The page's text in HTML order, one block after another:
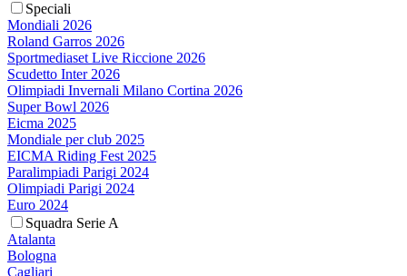
Speciali
Mondiali 2026
Roland Garros 2026
Sportmediaset Live Riccione 2026
Scudetto Inter 2026
Olimpiadi Invernali Milano Cortina 2026
Super Bowl 2026
Eicma 2025
Mondiale per club 2025
EICMA Riding Fest 2025
Paralimpiadi Parigi 2024
Olimpiadi Parigi 2024
Euro 2024
Squadra Serie A
Atalanta
Bologna
Cagliari